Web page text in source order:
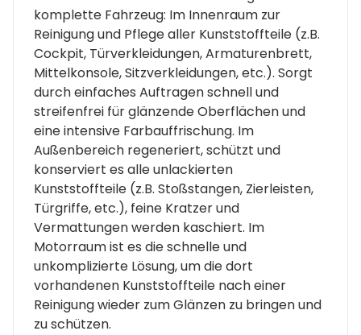
komplette Fahrzeug: Im Innenraum zur
Reinigung und Pflege aller Kunststoffteile (z.B.
Cockpit, Türverkleidungen, Armaturenbrett,
Mittelkonsole, Sitzverkleidungen, etc.). Sorgt
durch einfaches Auftragen schnell und
streifenfrei für glänzende Oberflächen und
eine intensive Farbauffrischung. Im
Außenbereich regeneriert, schützt und
konserviert es alle unlackierten
Kunststoffteile (z.B. Stoßstangen, Zierleisten,
Türgriffe, etc.), feine Kratzer und
Vermattungen werden kaschiert. Im
Motorraum ist es die schnelle und
unkomplizierte Lösung, um die dort
vorhandenen Kunststoffteile nach einer
Reinigung wieder zum Glänzen zu bringen und
zu schützen.